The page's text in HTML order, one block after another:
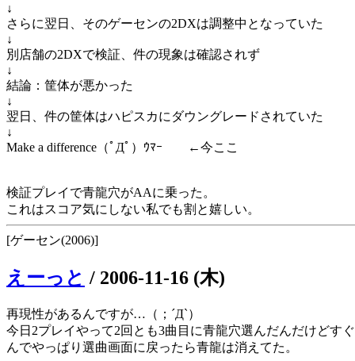
↓
さらに翌日、そのゲーセンの2DXは調整中となっていた
↓
別店舗の2DXで検証、件の現象は確認されず
↓
結論：筐体が悪かった
↓
翌日、件の筐体はハピスカにダウングレードされていた
↓
Make a difference（ﾟДﾟ）ｳﾏｰ ←今ここ
検証プレイで青龍穴がAAに乗った。
これはスコア気にしない私でも割と嬉しい。
[ゲーセン(2006)]
えーっと / 2006-11-16 (木)
再現性があるんですが…（；´Д`）
今日2プレイやって2回とも3曲目に青龍穴選んだんだけどす
んでやっぱり選曲画面に戻ったら青龍は消えてた。